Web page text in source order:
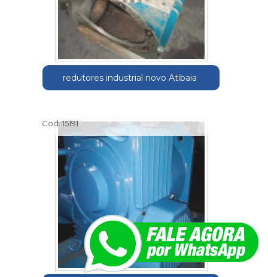
redutores industrial novo Atibaia
Cod.:15191